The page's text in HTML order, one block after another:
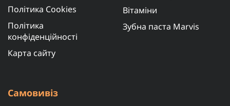
Політика Cookies
Політика
конфіденційності
Карта сайту
Вітаміни
Зубна паста Marvis
Самовивіз